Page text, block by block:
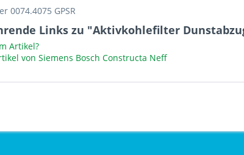
0074.4075 GPSR
Links zu "Aktivkohlefilter
Artikel?
von Siemens Bosch Constructa Neff